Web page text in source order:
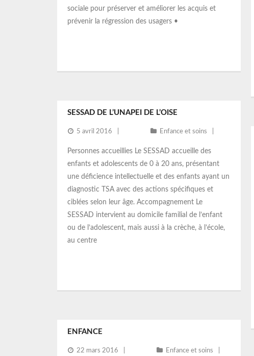
sociale pour préserver et améliorer les acquis et
prévenir la régression des usagers •
SESSAD DE L’UNAPEI DE L’OISE
5 avril 2016 Enfance et soins
Personnes accueillies Le SESSAD accueille des
enfants et adolescents de 0 à 20 ans, présentant
une déficience intellectuelle et des enfants ayant un
diagnostic TSA avec des actions spécifiques et
ciblées selon leur âge. Accompagnement Le
SESSAD intervient au domicile familial de l’enfant
ou de l’adolescent, mais aussi à la crèche, à l’école,
au centre
ENFANCE
22 mars 2016 Enfance et soins